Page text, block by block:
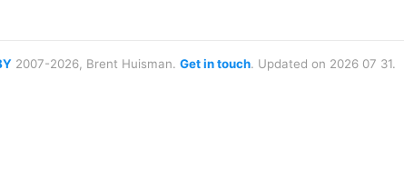
2007-2026, Brent Huisman. Get in touch. Updated on 2026 07 31.